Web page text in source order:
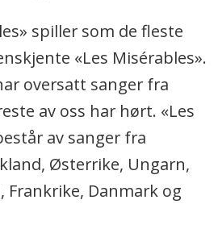
spiller som de fleste
«Les Misérables».
oversatt sanger fra
av oss har hørt. «Les
av sanger fra
Østerrike, Ungarn,
Frankrike, Danmark og